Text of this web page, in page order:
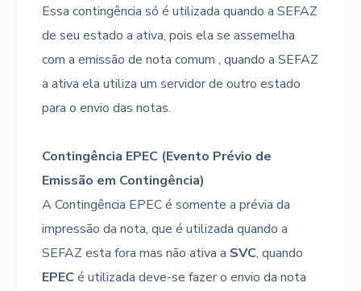
Essa contingência só é utilizada quando a SEFAZ
de seu estado a ativa, pois ela se assemelha
com a emissão de nota comum , quando a SEFAZ
a ativa ela utiliza um servidor de outro estado
para o envio das notas.
Contingência EPEC (Evento Prévio de
Emissão em Contingência)
A Contingência EPEC é somente a prévia da
impressão da nota, que é utilizada quando a
SEFAZ esta fora mas não ativa a SVC, quando
EPEC é utilizada deve-se fazer o envio da nota